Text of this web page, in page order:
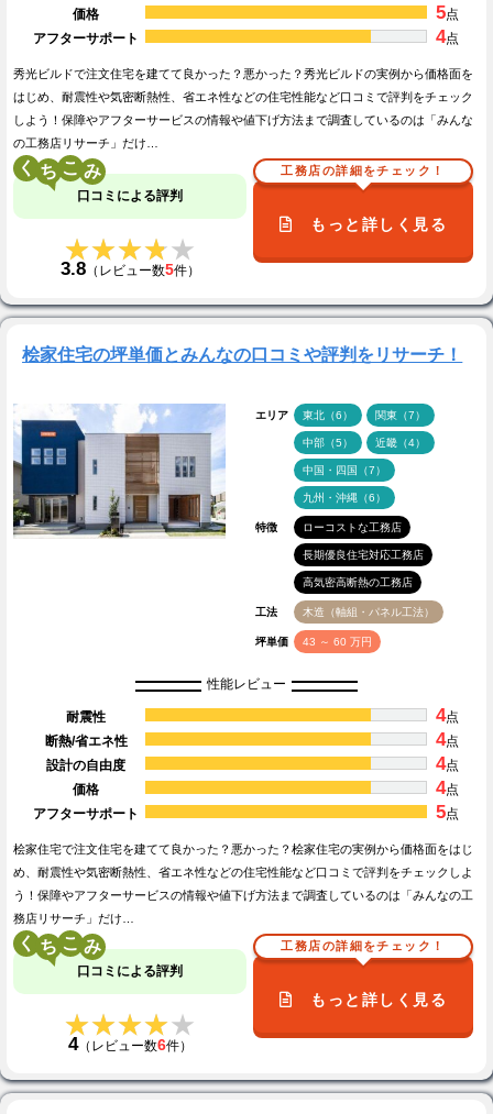
価格
5点
アフターサポート
4点
秀光ビルドで注文住宅を建てて良かった？悪かった？秀光ビルドの実例から価格面を
はじめ、耐震性や気密断熱性、省エネ性などの住宅性能など口コミで評判をチェック
しよう！保障やアフターサービスの情報や値下げ方法まで調査しているのは「みんな
の工務店リサーチ」だけ…
く こ
口コミによる評判
★★★★★
★★★★★
3.8（レビュー数5件）
工務店の詳細をチェック！
もっと詳しく見る
桧家住宅の坪単価とみんなの口コミや評判をリサーチ！
エリア 東北（6） 関東（7）
中部（5） 近畿（4）
中国・四国（7）
九州・沖縄（6）
特徴 ローコストな工務店
長期優良住宅対応工務店
高気密高断熱の工務店
工法 木造（軸組・パネル工法）
坪単価 43 ～ 60 万円
性能レビュー
耐震性 4点
断熱/省エネ性
4点
設計の自由度
4点
価格
4点
アフターサポート
5点
桧家住宅で注文住宅を建てて良かった？悪かった？桧家住宅の実例から価格面をはじ
め、耐震性や気密断熱性、省エネ性などの住宅性能など口コミで評判をチェックしよ
う！保障やアフターサービスの情報や値下げ方法まで調査しているのは「みんなの工
務店リサーチ」だけ…
く こ
口コミによる評判
★★★★★
★★★★★
4（レビュー数6件）
工務店の詳細をチェック！
もっと詳しく見る